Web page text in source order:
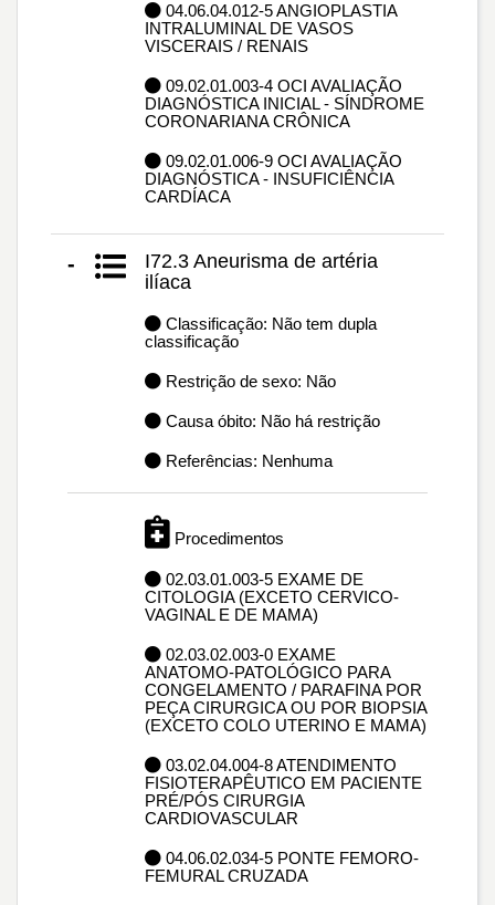
04.06.04.012-5 ANGIOPLASTIA
INTRALUMINAL DE VASOS
VISCERAIS / RENAIS
09.02.01.003-4 OCI AVALIAÇÃO
DIAGNÓSTICA INICIAL - SÍNDROME
CORONARIANA CRÔNICA
09.02.01.006-9 OCI AVALIAÇÃO
DIAGNÓSTICA - INSUFICIÊNCIA
CARDÍACA
-
I72.3 Aneurisma de artéria
ilíaca
Classificação: Não tem dupla
classificação
Restrição de sexo: Não
Causa óbito: Não há restrição
Referências: Nenhuma
Procedimentos
02.03.01.003-5 EXAME DE
CITOLOGIA (EXCETO CERVICO-
VAGINAL E DE MAMA)
02.03.02.003-0 EXAME
ANATOMO-PATOLÓGICO PARA
CONGELAMENTO / PARAFINA POR
PEÇA CIRURGICA OU POR BIOPSIA
(EXCETO COLO UTERINO E MAMA)
03.02.04.004-8 ATENDIMENTO
FISIOTERAPÊUTICO EM PACIENTE
PRÉ/PÓS CIRURGIA
CARDIOVASCULAR
04.06.02.034-5 PONTE FEMORO-
FEMURAL CRUZADA